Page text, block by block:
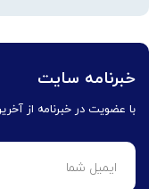
خبرنامه سایت
با عضویت در خبرنامه از